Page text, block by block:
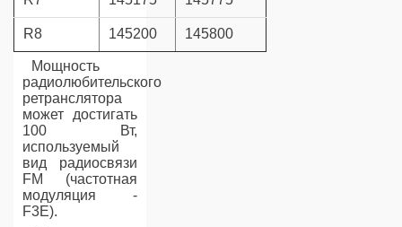
R8 145200 145800
Мощность
радиолюбительского
ретранслятора
может достигать
100 Вт,
используемый
вид радиосвязи
FM (частотная
модуляция -
F3E).